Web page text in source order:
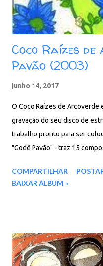
Coco Raízes
Pavão (2003)
junho 14, 2017
O Coco Raízes de Arcoverde
gravação do seu disco de
trabalho pronto para ser
"Godê Pavão" - traz 15
poesia sertaneja. O novo
dançar sobre o terreno a fim
é conhecido em Arcoverde,
COMPARTILHAR
BAIXAR ÁLBUM »